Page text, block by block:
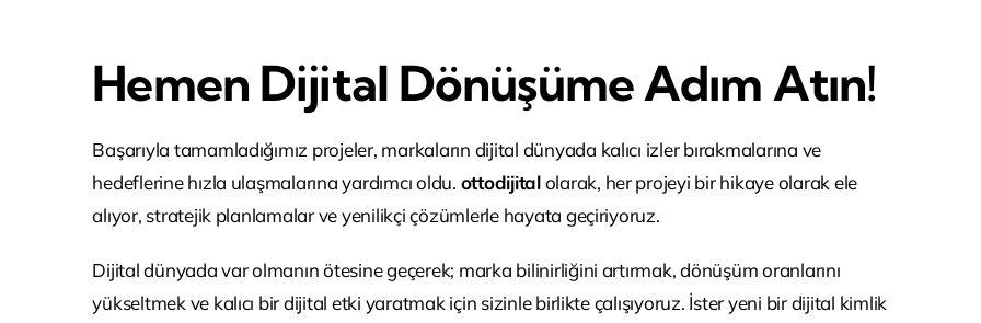
Hemen Dijital Dönüşüme Adım Atın!
Başarıyla tamamladığımız projeler, markaların dijital dünyada kalıcı izler bırakmalarına ve
hedeflerine hızla ulaşmalarına yardımcı oldu. ottodijitalolarak, her projeyi bir hikaye olarak ele
alıyor, stratejik planlamalar ve yenilikçi çözümlerle hayata geçiriyoruz.
Dijital dünyada var olmanın ötesine geçerek; marka bilinirliğini artırmak, dönüşüm oranlarını
yükseltmek ve kalıcı bir dijital etki yaratmak için sizinle birlikte çalışıyoruz. İster yeni bir dijital kimlik